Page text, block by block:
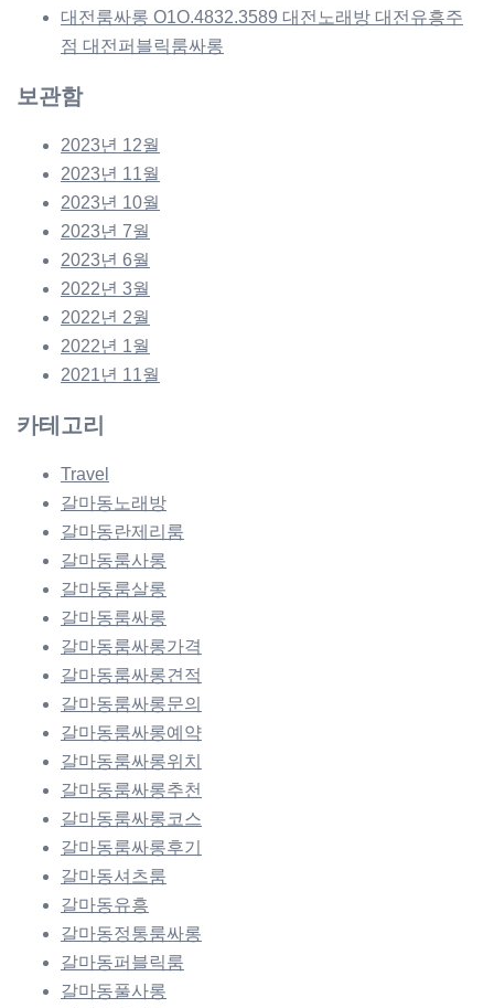
대전룸싸롱 O1O.4832.3589 대전노래방 대전유흥주
점 대전퍼블릭룸싸롱
보관함
2023년 12월
2023년 11월
2023년 10월
2023년 7월
2023년 6월
2022년 3월
2022년 2월
2022년 1월
2021년 11월
카테고리
Travel
갈마동노래방
갈마동란제리룸
갈마동룸사롱
갈마동룸살롱
갈마동룸싸롱
갈마동룸싸롱가격
갈마동룸싸롱견적
갈마동룸싸롱문의
갈마동룸싸롱예약
갈마동룸싸롱위치
갈마동룸싸롱추천
갈마동룸싸롱코스
갈마동룸싸롱후기
갈마동셔츠룸
갈마동유흥
갈마동정통룸싸롱
갈마동퍼블릭룸
갈마동풀사롱